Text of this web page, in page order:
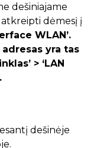
dešiniajame
dėmesį į
WLAN’.
yra tas
> ‘LAN
dešinėje